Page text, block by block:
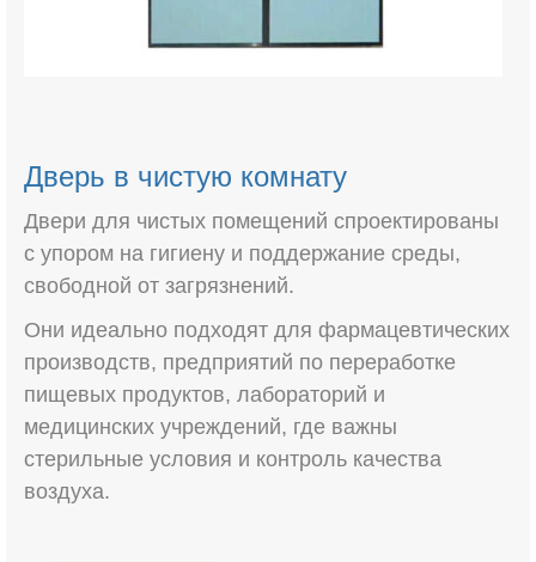
Дверь в чистую комнату
Двери для чистых помещений спроектированы
с упором на гигиену и поддержание среды,
свободной от загрязнений.
Они идеально подходят для фармацевтических
производств, предприятий по переработке
пищевых продуктов, лабораторий и
медицинских учреждений, где важны
стерильные условия и контроль качества
воздуха.